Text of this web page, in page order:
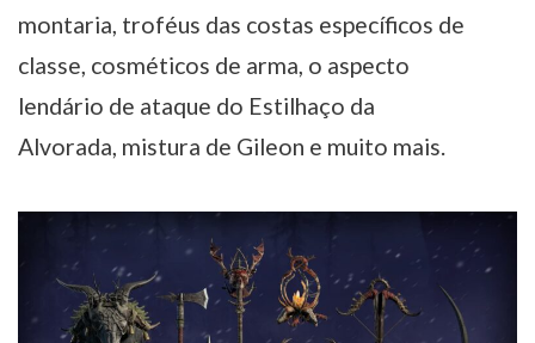
montaria, troféus das costas específicos de
classe, cosméticos de arma, o aspecto
lendário de ataque do Estilhaço da
Alvorada, mistura de Gileon e muito mais.